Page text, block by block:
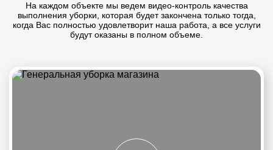
На каждом объекте мы ведем видео-контроль качества
выполнения уборки, которая будет закончена только тогда,
когда Вас полностью удовлетворит наша работа, а все услуги
будут оказаны в полном объеме.